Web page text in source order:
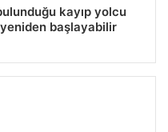
kayıp yolcu
yeniden başlayabilir